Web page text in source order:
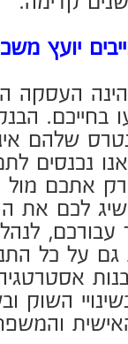
- לקבלת משכנתא
*ניתוח פרופיל
ולקבלת משכנתא.
*בדיקת יכולת החזר
והוצאות והגדרת
*הגשת בקשה
בנקים לטובת
והמתאימה ביותר
*בניית תמהיל מותאם
מסלולים חכם
חיסכון על צורכי
*פניה לקבלת
מו"מ מקצועי
ביותר.
*טיפול בביורוקרטיה
מלא עד לחתימה
- לביצוע מחזור
*בדיקה לכדאיות